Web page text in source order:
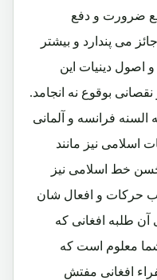
ضرورت و دفع
می پندارد و بیشتر
اصول دینیات این
بوقوع نه انجامد.
السنه فرانسه و آلمانی
اسلامی نیز مانند
حُسن خط اسلامی نیز
حرکات و افعال شان
آن طلبه افغانی که
شما معلوم است که
افغانی مفتش